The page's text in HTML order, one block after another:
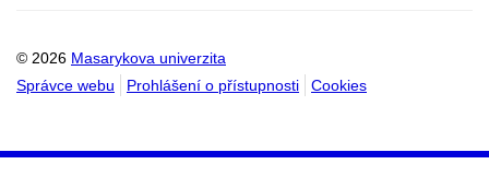
© 2026 Masarykova univerzita
Správce webu
Prohlášení o přístupnosti Cookies